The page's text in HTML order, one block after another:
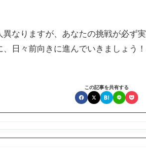
なりますが、あなたの挑戦が必ず
日々前向きに進んでいきましょう
この記事を共有する